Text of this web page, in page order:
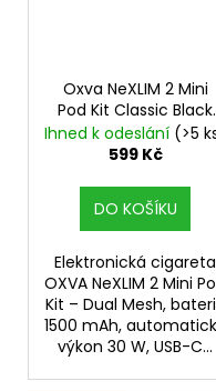
Oxva NeXLIM 2 Mini
Pod Kit Classic Black
1500mAh
Ihned k odeslání (>5
599 Kč
DO KOŠÍKU
Elektronická cigareta
OXVA NeXLIM 2 Mini
Kit – Dual Mesh,
1500 mAh,
výkon 30 W, USB-C...